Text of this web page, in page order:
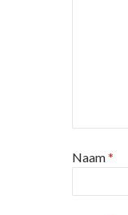
Naam*